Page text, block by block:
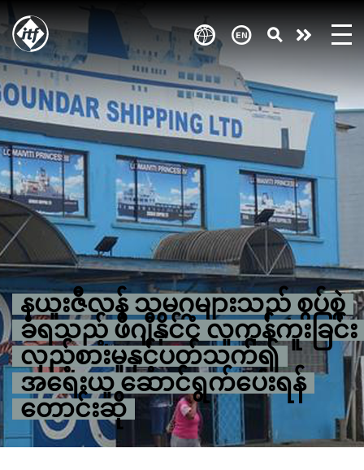
Skip
to
main
content
နယူးဇီလန် သမဂ္ဂများသည် စွပ်စွဲ
ခံရသည့် ဖီဂျီနိုင်ငံ လူကုန်ကူးခြင်း
လှည့်စားမှုနှင့်ပတ်သက်၍
အရေးယူ ဆောင်ရွက်ပေးရန်
တောင်းဆို
Take
action